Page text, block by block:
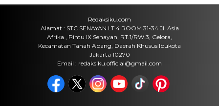
untuk 5K hingga Half Marathon
Hasil PPPK Sekolah Rakyat 2026
Sudah Keluar, Cek Nama dan Arti
Kode P/L di SSCASN
Jumat, 7 Agu 2026 - 15:49 WIB
POPULER